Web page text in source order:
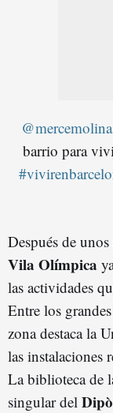
barrio para
Después de
Vila Olímpica
las actividades
Entre los
zona destaca la
las instalaciones
La biblioteca de
singular del